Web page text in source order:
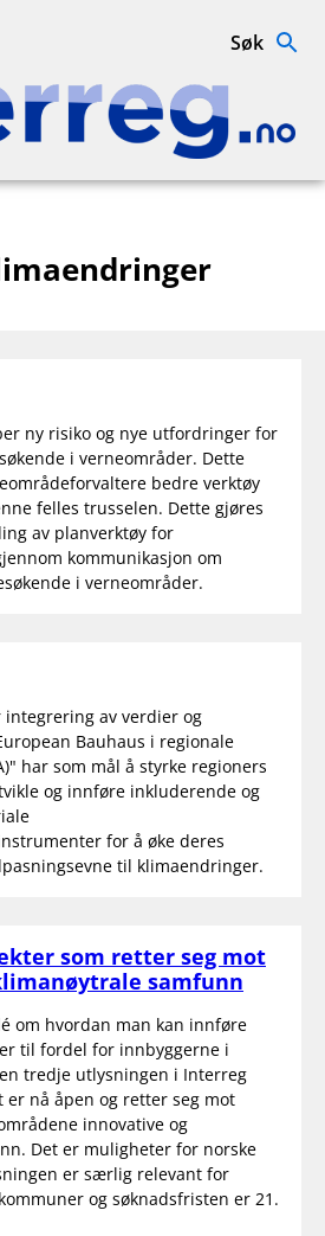
Interreg.no
Søk
ny risiko og nye utfordringer for
i verneområder. Dette
bedre verktøy
felles trusselen. Dette gjøres
av planverktøy for
kommunikasjon om
i verneområder.
integrering av verdier og
Bauhaus i regionale
har som mål å styrke regioners
og innføre inkluderende og
for å øke deres
til klimaendringer.
som retter seg mot
samfunn
om hvordan man kan innføre
til fordel for innbyggerne i
tredje utlysningen i Interreg
nå åpen og retter seg mot
innovative og
Det er muligheter for norske
er særlig relevant for
og søknadsfristen er 21.